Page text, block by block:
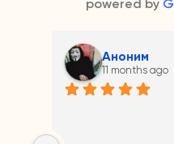
powered by G
Аноним
11 months ago